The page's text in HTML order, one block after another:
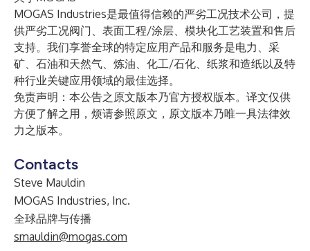
MOGAS Industries是最值得信赖的严劣工况技术公司，提
供严劣工况阀门、表面工程/涂层、模块化工艺装置和售后
支持。我们享誉全球的特定应用产品和服务是电力、采
矿、石油和天然气、炼油、化工/石化、纸浆和造纸以及特
种行业关键应用领域的最佳选择。
免责声明：本公告之原文版本乃官方授权版本。译文仅供
方便了解之用，烦请参照原文，原文版本乃唯一具法律效
力之版本。
Contacts
Steve Mauldin
MOGAS Industries, Inc.
全球品牌与传播
smauldin@mogas.com